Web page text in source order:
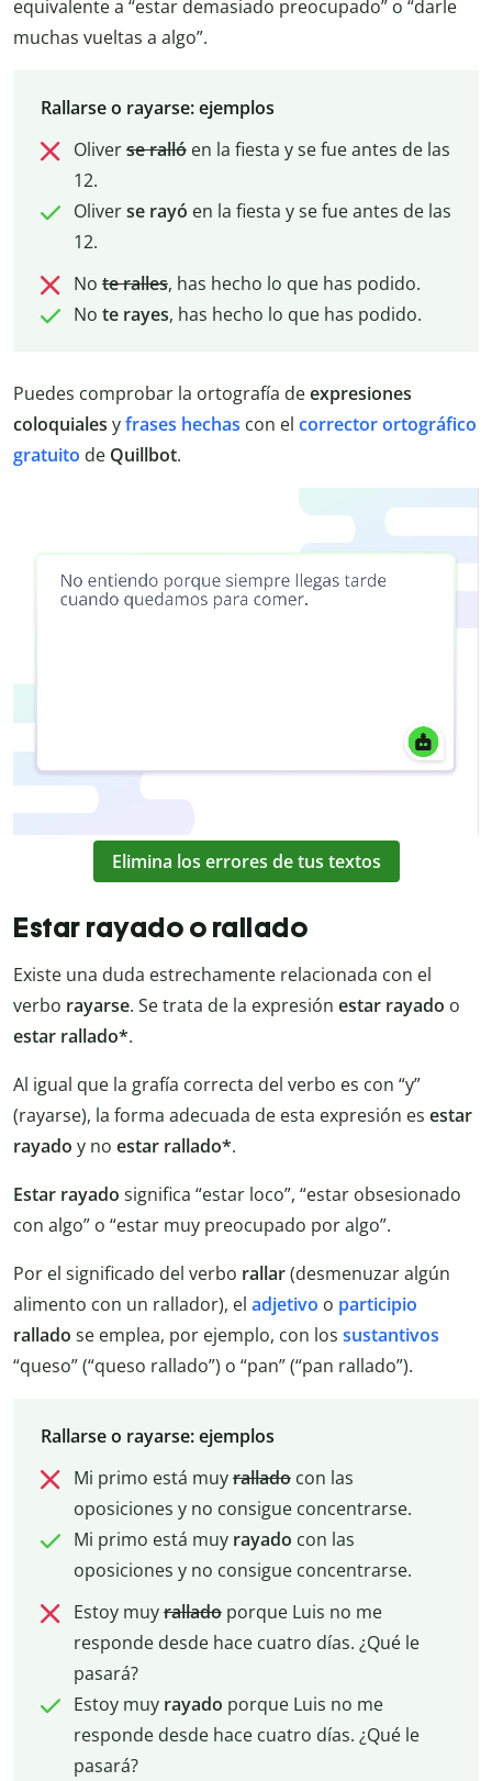
equivalente a “estar demasiado preocupado” o “darle
muchas vueltas a algo”.
Rallarse o rayarse: ejemplos
Oliverse rallóen la fiesta y se fue antes de las
12.
Oliverse rayó en la fiesta y se fue antes de las
12.
No te ralles, has hecho lo que has podido.
No te rayes, has hecho lo que has podido.
Puedes comprobar la ortografía deexpresiones
coloquiales yfrases hechas con el correctorortográfico
gratuito de Quillbot.
Elimina los errores de tus textos
Estar rayado o rallado
Existe una duda estrechamente relacionada con el
verbo rayarse. Se trata de la expresión estar rayado o
estar rallado*.
Al igual que la grafía correcta del verbo es con “y”
(rayarse), la forma adecuada de esta expresión es estar
rayado y no estar rallado*.
Estar rayado significa “estar loco”, “estar obsesionado
con algo” o “estar muy preocupado por algo”.
Por el significado del verbo rallar(desmenuzar algún
alimento con un rallador), el adjetivo o participio
rallado se emplea, por ejemplo, con los sustantivos
“queso” (“queso rallado”) o “pan” (“pan rallado”).
Rallarse o rayarse: ejemplos
Mi primo está muyralladocon las
oposiciones y no consigue concentrarse.
Mi primo está muy rayado con las
oposiciones y no consigue concentrarse.
Estoy muyralladoporque Luis no me
responde desde hace cuatro días. ¿Qué le
pasará?
Estoy muy rayado porque Luis no me
responde desde hace cuatro días. ¿Qué le
pasará?